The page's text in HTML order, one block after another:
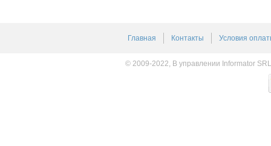
Главная Контакты Условия
© 2009-2022, В управлении Informator SRL